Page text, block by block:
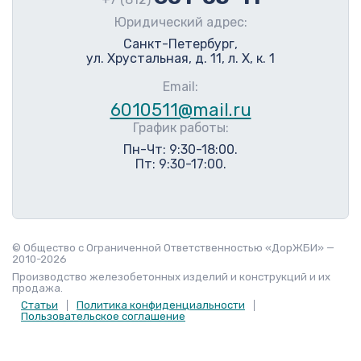
Юридический адрес:
Санкт-Петербург,
ул. Хрустальная, д. 11, л. Х, к. 1
Email:
6010511@mail.ru
График работы:
Пн-Чт: 9:30-18:00.
Пт: 9:30-17:00.
© Общество с Ограниченной Ответственностью «ДорЖБИ» —
2010-2026
Производство железобетонных изделий и конструкций и их
продажа.
Статьи
Политика конфиденциальности
Пользовательское соглашение